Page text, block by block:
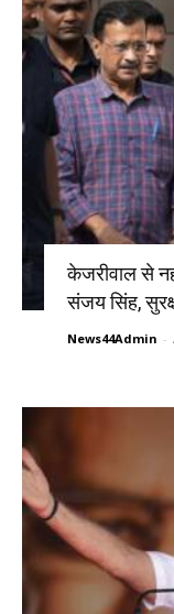
केजरीवाल से
संजय सिंह,
News44Admin -